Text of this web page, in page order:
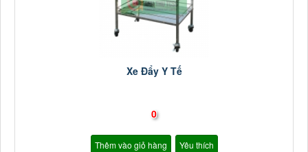
Xe Đẩy Y Tế
0
Thêm vào giỏ hàng Yêu thích